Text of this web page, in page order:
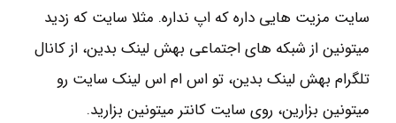
سایت مزیت هایی داره که اپ نداره. مثلا سایت که زدید
میتونین از شبکه های اجتماعی بهش لینک بدین، از کانال
تلگرام بهش لینک بدین، تو اس ام اس لینک سایت رو
میتونین بزارین، روی سایت کانتر میتونین بزارید.